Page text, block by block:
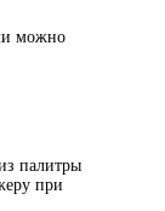
можно
палитры
при